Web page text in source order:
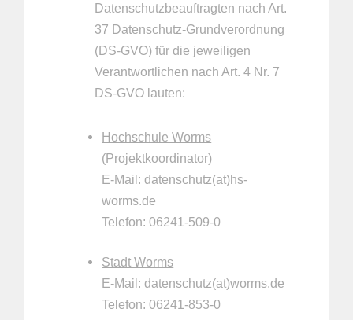
Datenschutzbeauftragten nach Art.
37 Datenschutz-Grundverordnung
(DS-GVO) für die jeweiligen
Verantwortlichen nach Art. 4 Nr. 7
DS-GVO lauten:
Hochschule Worms
(Projektkoordinator)
E-Mail: datenschutz(at)hs-
worms.de
Telefon: 06241-509-0
Stadt Worms
E-Mail: datenschutz(at)worms.de
Telefon: 06241-853-0